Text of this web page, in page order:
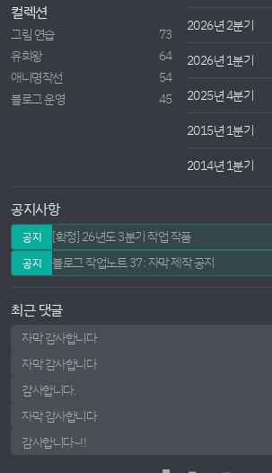
컬렉션
그림 연습
73
유희왕
64
애니명작선
54
블로그 운영
45
2026년 2분기
2026년 1분기
2025년 4분기
2015년 1분기
2014년 1분기
공지사항
공지 [확정] 26년도 3분기 작업 작품
공지 블로그 작업노트 37: 자막 제작 공지
최근 댓글
자막 감사합니다
자막 감사합니다
감사합니다.
자막 감사합니다
감사합니다~!!